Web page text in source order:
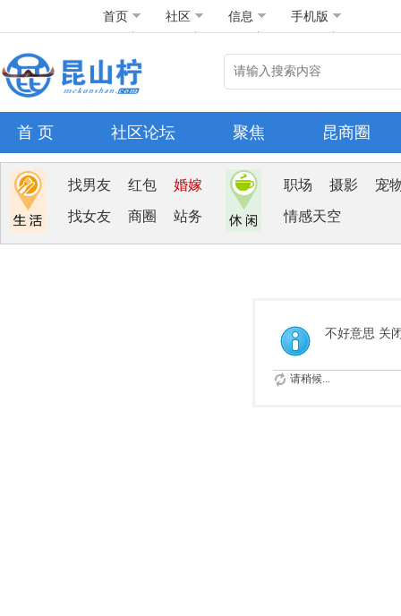
首页 社区 信息 手机版
首 页 社区论坛 聚焦 昆商圈
找男友 红包 婚嫁
找女友 商圈 站务
职场 摄影 宠
情感天空
不好意思 关
请稍候...